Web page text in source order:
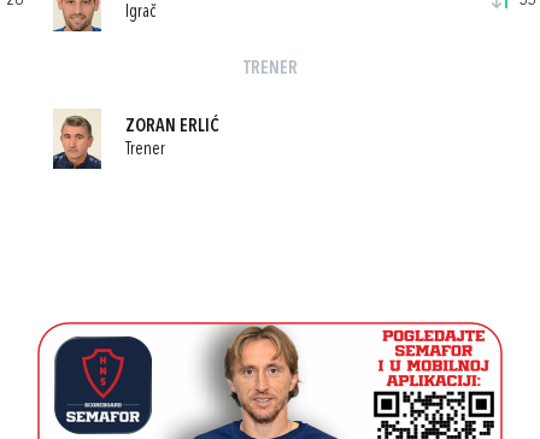
Igrač
TRENER
ZORAN ERLIĆ
Trener